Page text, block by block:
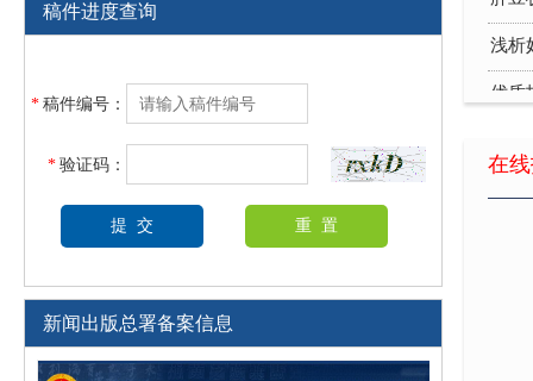
浅析
优质
ICU
在
稿件进度查询
* 稿件编号：
* 验证码：
新闻出版总署备案信息